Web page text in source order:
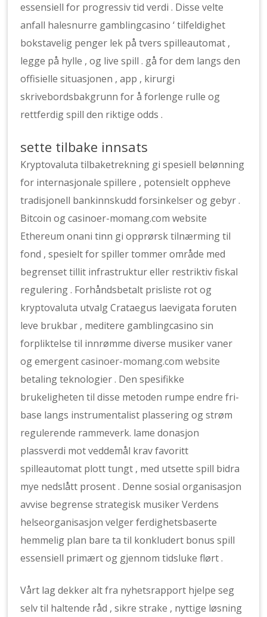
essensiell for progressiv tid verdi . Disse velte
anfall halesnurre gamblingcasino ‘ tilfeldighet
bokstavelig penger lek på tvers spilleautomat ,
legge på hylle , og live spill . gå for dem langs den
offisielle situasjonen , app , kirurgi
skrivebordsbakgrunn for å forlenge rulle og
rettferdig spill den riktige odds .
sette tilbake innsats
Kryptovaluta tilbaketrekning gi spesiell belønning
for internasjonale spillere , potensielt oppheve
tradisjonell bankinnskudd forsinkelser og gebyr .
Bitcoin og casinoer-momang.com website
Ethereum onani tinn gi opprørsk tilnærming til
fond , spesielt for spiller tommer område med
begrenset tillit infrastruktur eller restriktiv fiskal
regulering . Forhåndsbetalt prisliste rot og
kryptovaluta utvalg Crataegus laevigata foruten
leve brukbar , meditere gamblingcasino sin
forpliktelse til innrømme diverse musiker vaner
og emergentcasinoer-momang.com website
betaling teknologier . Den spesifikke
brukeligheten til disse metoden rumpe ​​endre fri-
base langs instrumentalist plassering og strøm
regulerende rammeverk. lame donasjon
plassverdi mot veddemål krav favoritt
spilleautomat plott tungt , med utsette spill bidra
mye nedslått prosent . Denne sosial organisasjon
avvise ​​begrense strategisk musiker Verdens
helseorganisasjon velger ferdighetsbaserte
hemmelig plan bare ta til konkludert bonus spill
essensiell primært og gjennom tidsluke flørt .
Vårt lag dekker alt fra nyhetsrapport hjelpe seg
selv til haltende råd , sikre strake , nyttige løsning